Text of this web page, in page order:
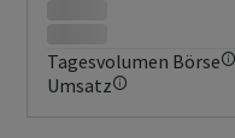
Tagesvolumen Börse
Umsatz